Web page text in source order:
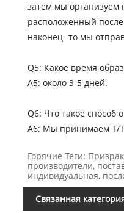
затем мы организуем
расположенный
наконец -то мы
Q5: Какое время
A5: около 3-5 дней.
Q6: Что такое способ
A6: Мы принимаем T/
Горячие Теги:
производители,
индивидуальная,
Связанная